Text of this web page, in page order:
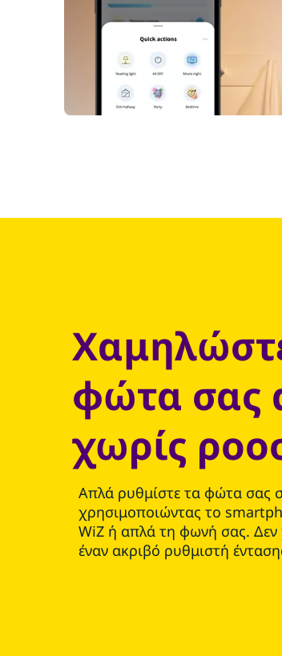
φώτα σας
χωρίς
Απλά ρυθμίστε τα φώτα σας
χρησιμοποιώντας το
WiZ ή απλά τη φωνή σας. Δεν
έναν ακριβό ρυθμιστή